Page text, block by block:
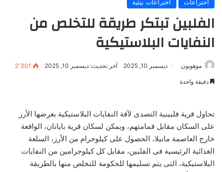
اختراعات اختراعات بيئية
الفلبين تبتكر طريقة للتخلص من
النفايات البلاستيكية
موهوبون ديسمبر 10, 2025 آخر تحديث: ديسمبر 10, 2025 2٬301
دقيقة واحدة
تحاول قرية فلبينية التصدى لآفة النفايات البلاستيكية بعرضها الأرز
على السكان مقابل قمامتهم، ويمكن لسكان قرية بايانان، الواقعة
خارج العاصمة مانيلا، الحصول على كيلوجرام من الأرز، السلعة
الغذائية الرئيسية فى الفلبين، مقابل كل كيلوجرامين من النفايات
البلاستيكية، التى يتم تسليمها للحكومة للتخلص منها بالطريقة